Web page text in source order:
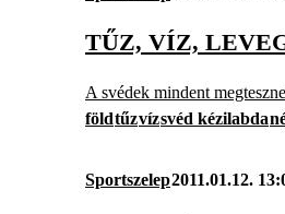
TŰZ, VÍZ,
A svédek mindent
földtűzvízsvéd kézilabda
Sportszelep2011.01.12.